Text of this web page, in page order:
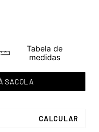
Tabela de
medidas
SACOLA
meia masculina